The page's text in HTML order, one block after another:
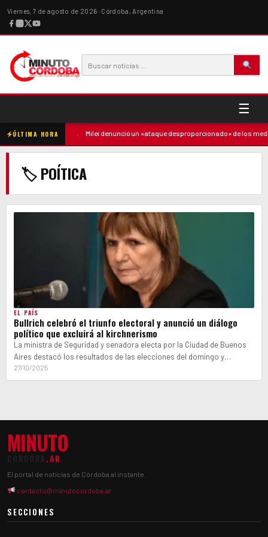
Viernes, 7 de agosto de 2026 · Córdoba, Argentina
☰
ÚLTIMA HORA
contra la madre Milei denunció un «ataque desproporcionado» de los
🏷 POÍTICA
EL PAÍS
Bullrich celebró el triunfo electoral y anunció un diálogo
político que excluirá al kirchnerismo
La ministra de Seguridad y senadora electa por la Ciudad de Buenos
Aires destacó los resultados de las elecciones del domingo y…
27/10/2025
MINUTO
.AR
El portal de noticias de Córdoba al instante.
contacto@minutocordoba.ar
SECCIONES